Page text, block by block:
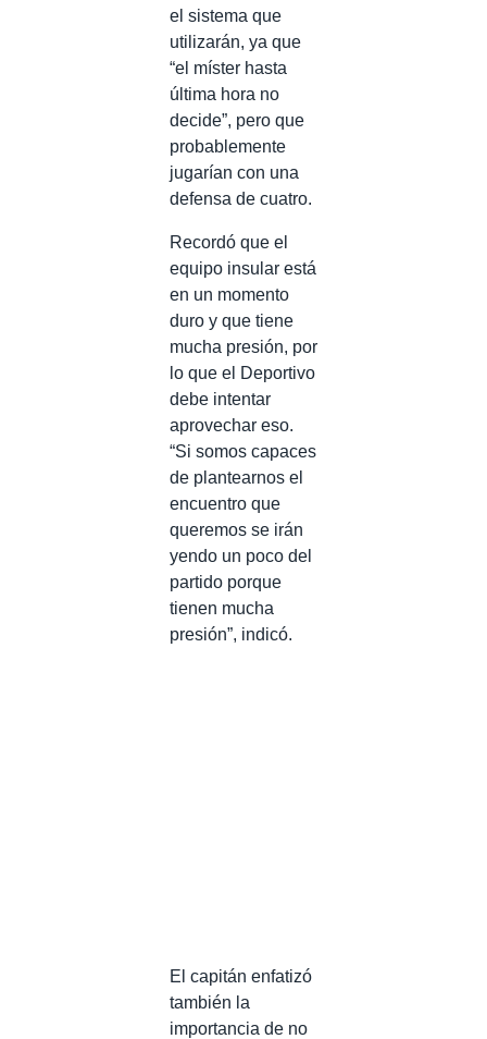
el sistema que
utilizarán, ya que
“el míster hasta
última hora no
decide”, pero que
probablemente
jugarían con una
defensa de cuatro.
Recordó que el
equipo insular está
en un momento
duro y que tiene
mucha presión, por
lo que el Deportivo
debe intentar
aprovechar eso.
“Si somos capaces
de plantearnos el
encuentro que
queremos se irán
yendo un poco del
partido porque
tienen mucha
presión”, indicó.
El capitán enfatizó
también la
importancia de no